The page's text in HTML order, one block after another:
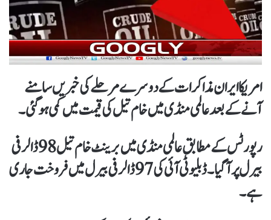
امریکا ایران مذاکرات کے دوسرے مرحلے کی خبریں سامنے
آنے کے بعد عالمی منڈی میں خام تیل کی قیمت میں کمی ہوگئی۔
رپورٹس کے مطابق عالمی منڈی میں برینٹ خام تیل 98 ڈالر فی
بیرل پر آگیا۔ ڈبلیو ٹی آئی کی 97 ڈالر فی بیرل میں فروخت جاری
ہے۔